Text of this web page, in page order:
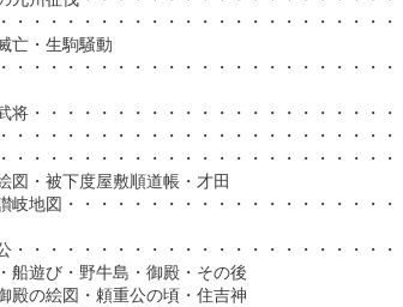
・・・・・・・・・・・・・・・・・・・・・・
・生駒騒動
・・・・・・・・・・・・・・・・・・・・・・
将・・・・・・・・・・・・・・・・・・・・・・
・・・・・・・・・・・・・・・・・・・・・・・
・・・・・・・・・・・・・・・・・・・・・・
被下度屋敷順道帳・才田
岐地図・・・・・・・・・・・・・・・・・・・
・・・・・・・・・・・・・・・・・・・・・・
び・野牛島・御殿・その後
絵図・頼重公の頃・住吉神